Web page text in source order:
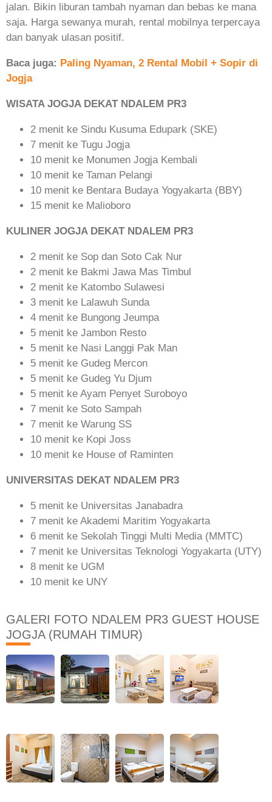
jalan. Bikin liburan tambah nyaman dan bebas ke mana
saja. Harga sewanya murah, rental mobilnya terpercaya
dan banyak ulasan positif.
Baca juga: Paling Nyaman, 2 Rental Mobil + Sopir di
Jogja
WISATA JOGJA DEKAT NDALEM PR3
2 menit ke Sindu Kusuma Edupark (SKE)
7 menit ke Tugu Jogja
10 menit ke Monumen Jogja Kembali
10 menit ke Taman Pelangi
10 menit ke Bentara Budaya Yogyakarta (BBY)
15 menit ke Malioboro
KULINER JOGJA DEKAT NDALEM PR3
2 menit ke Sop dan Soto Cak Nur
2 menit ke Bakmi Jawa Mas Timbul
2 menit ke Katombo Sulawesi
3 menit ke Lalawuh Sunda
4 menit ke Bungong Jeumpa
5 menit ke Jambon Resto
5 menit ke Nasi Langgi Pak Man
5 menit ke Gudeg Mercon
5 menit ke Gudeg Yu Djum
5 menit ke Ayam Penyet Suroboyo
7 menit ke Soto Sampah
7 menit ke Warung SS
10 menit ke Kopi Joss
10 menit ke House of Raminten
UNIVERSITAS DEKAT NDALEM PR3
5 menit ke Universitas Janabadra
7 menit ke Akademi Maritim Yogyakarta
6 menit ke Sekolah Tinggi Multi Media (MMTC)
7 menit ke Universitas Teknologi Yogyakarta (UTY)
8 menit ke UGM
10 menit ke UNY
GALERI FOTO NDALEM PR3 GUEST HOUSE
JOGJA (RUMAH TIMUR)